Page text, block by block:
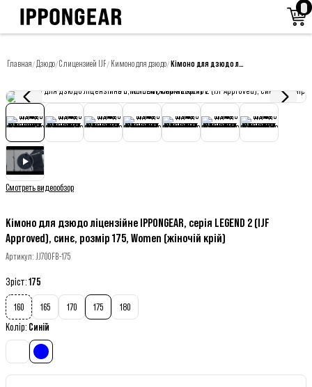
Главная/Дзюдо/С лицензией IJF/ Кимоно для дзюдо/ Кімоно для дзюдо ліцензійне IPPONGEAR, серія LEGEND 2 (IJF Approved), синє, розмір 175, Women (жіночій крій)
Смотреть видеообзор
Кімоно для дзюдо ліцензійне IPPONGEAR, серія LEGEND 2 (IJF
Approved), синє, розмір 175, Women (жіночій крій)
Артикул: JJ700FB-175
Зріст:175
160 165 170 175 180
Колір: Синій